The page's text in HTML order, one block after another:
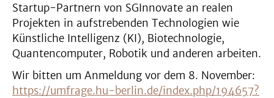
Startup-Partnern von SGInnovate an realen
Projekten in aufstrebenden Technologien wie
Künstliche Intelligenz (KI), Biotechnologie,
Quantencomputer, Robotik und anderen arbeiten.
Wir bitten um Anmeldung vor dem 8. November:
https://umfrage.hu-berlin.de/index.php/194657?